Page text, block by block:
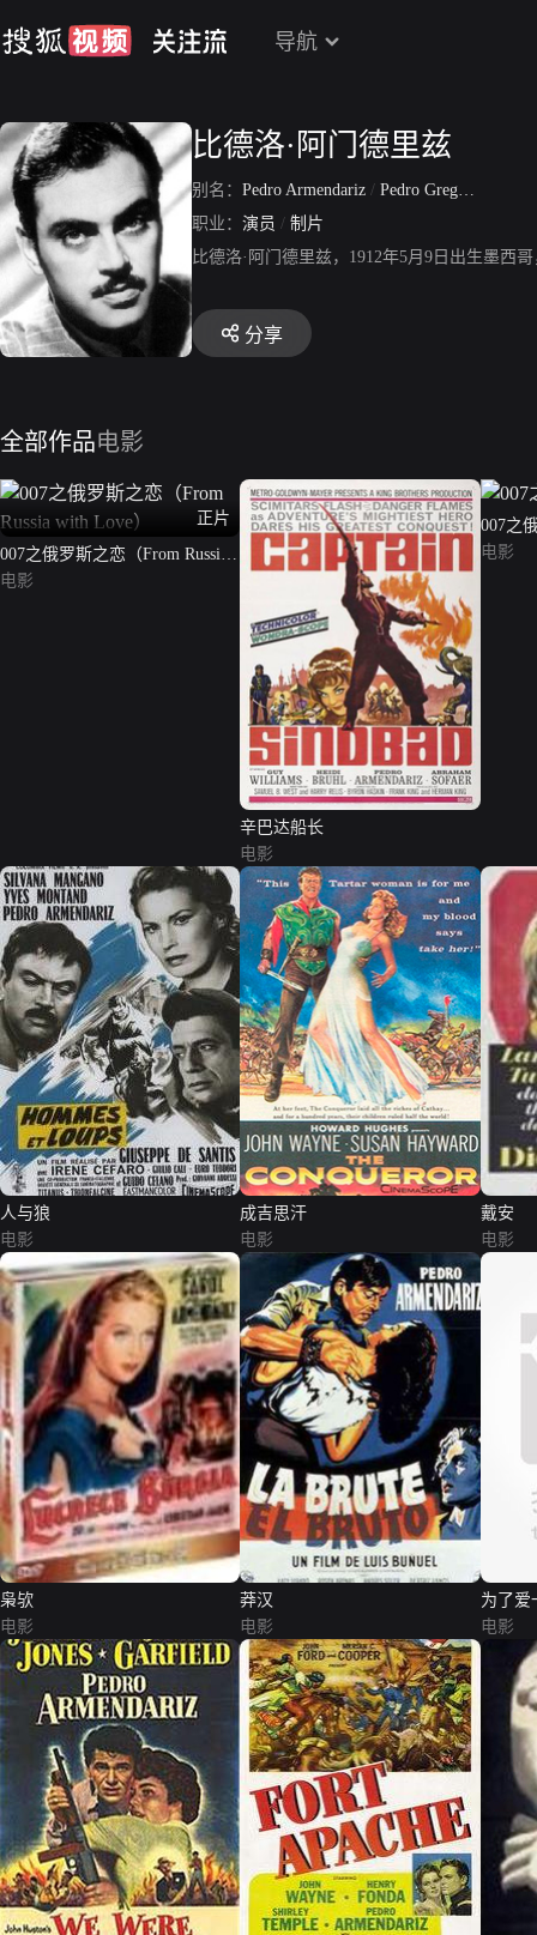
导航
比德洛·阿门德里兹
别名： Pedro Armendariz / Pedro Gregorio Armendariz Hastings
职业： 演员 / 制片
比德洛·阿门德里兹，1912年5月9日出生墨西
分享
全部作品电影
正片
007之俄罗斯之恋（From Russia
with Love）
电影
辛巴达船长
电影
007之
电影
人与狼
电影
成吉思汗
电影
戴安
电影
枭欤
电影
莽汉
电影
为了爱
电影